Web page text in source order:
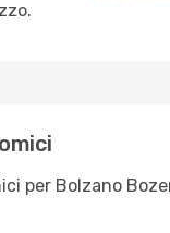
per Bolzano